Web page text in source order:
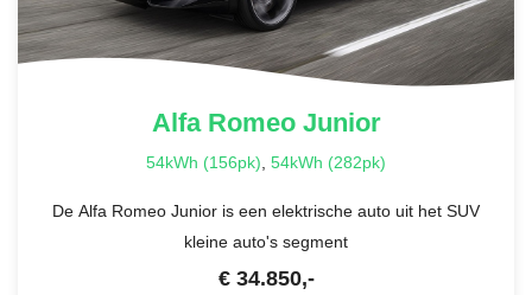
Alfa RomeoJunior
54kWh (156pk) 54kWh (282pk)
De Alfa Romeo Junior is een elektrische auto uit het SUV
kleine auto's segment
€ 34.850,-